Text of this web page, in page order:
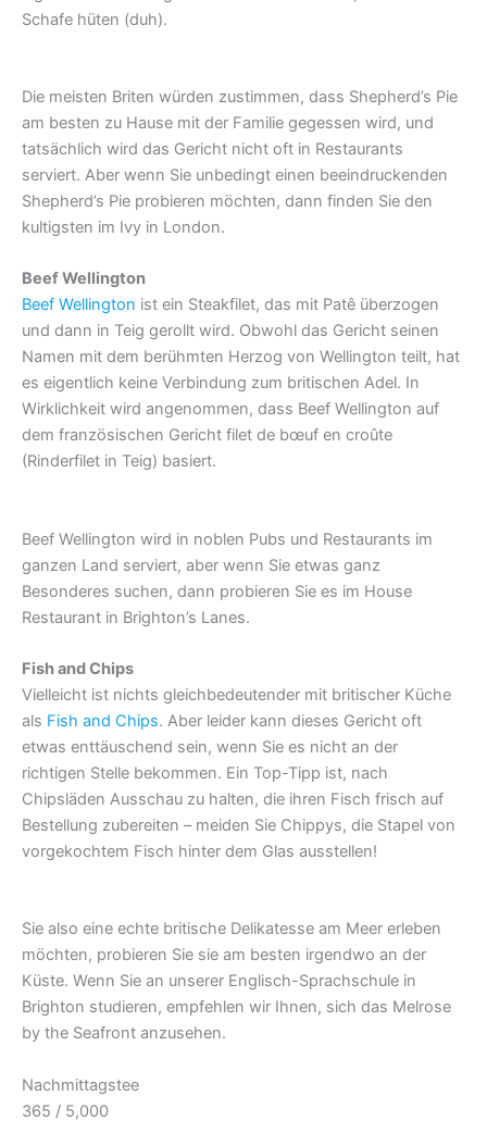
Schafe hüten (duh).
Die meisten Briten würden zustimmen, dass Shepherd’s Pie
am besten zu Hause mit der Familie gegessen wird, und
tatsächlich wird das Gericht nicht oft in Restaurants
serviert. Aber wenn Sie unbedingt einen beeindruckenden
Shepherd’s Pie probieren möchten, dann finden Sie den
kultigsten im Ivy in London.
Beef Wellington
Beef Wellington ist ein Steakfilet, das mit Patê überzogen
und dann in Teig gerollt wird. Obwohl das Gericht seinen
Namen mit dem berühmten Herzog von Wellington teilt, hat
es eigentlich keine Verbindung zum britischen Adel. In
Wirklichkeit wird angenommen, dass Beef Wellington auf
dem französischen Gericht filet de bœuf en croûte
(Rinderfilet in Teig) basiert.
Beef Wellington wird in noblen Pubs und Restaurants im
ganzen Land serviert, aber wenn Sie etwas ganz
Besonderes suchen, dann probieren Sie es im House
Restaurant in Brighton’s Lanes.
Fish and Chips
Vielleicht ist nichts gleichbedeutender mit britischer Küche
als Fish and Chips. Aber leider kann dieses Gericht oft
etwas enttäuschend sein, wenn Sie es nicht an der
richtigen Stelle bekommen. Ein Top-Tipp ist, nach
Chipsläden Ausschau zu halten, die ihren Fisch frisch auf
Bestellung zubereiten – meiden Sie Chippys, die Stapel von
vorgekochtem Fisch hinter dem Glas ausstellen!
Sie also eine echte britische Delikatesse am Meer erleben
möchten, probieren Sie sie am besten irgendwo an der
Küste. Wenn Sie an unserer Englisch-Sprachschule in
Brighton studieren, empfehlen wir Ihnen, sich das Melrose
by the Seafront anzusehen.
Nachmittagstee
365 / 5,000